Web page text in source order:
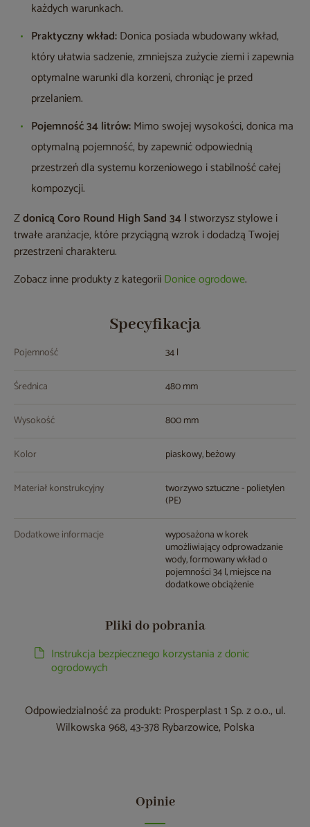
każdych warunkach.
Praktyczny wkład:Donica posiada wbudowany wkład,
który ułatwia sadzenie, zmniejsza zużycie ziemi i zapewnia
optymalne warunki dla korzeni, chroniąc je przed
przelaniem.
Pojemność 34 litrów:Mimo swojej wysokości, donica ma
optymalną pojemność, by zapewnić odpowiednią
przestrzeń dla systemu korzeniowego i stabilność całej
kompozycji.
Zdonicą Coro Round High Sand 34 lstworzysz stylowe i
trwałe aranżacje, które przyciągną wzrok i dodadzą Twojej
przestrzeni charakteru.
Zobacz inne produkty z kategoriiDonice ogrodowe.
Specyfikacja
Pojemność 34 l
Średnica 480 mm
Wysokość 800 mm
Kolor piaskowy, beżowy
Materiał konstrukcyjny tworzywo sztuczne - polietylen
(PE)
Dodatkowe informacje wyposażona w korek
umożliwiający odprowadzanie
wody, formowany wkład o
pojemności 34 l, miejsce na
dodatkowe obciążenie
Pliki do pobrania
Instrukcja bezpiecznego korzystania z donic
ogrodowych
Odpowiedzialność za produkt: Prosperplast 1 Sp. z o.o., ul.
Wilkowska 968, 43-378 Rybarzowice, Polska
Opinie